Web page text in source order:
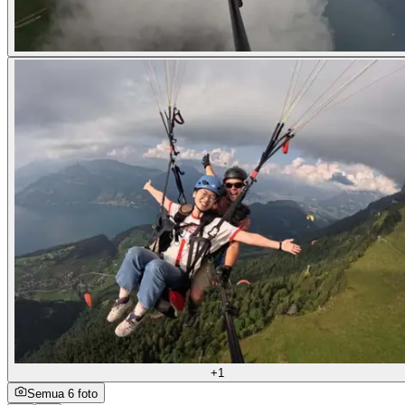
+1
Semua 6 foto